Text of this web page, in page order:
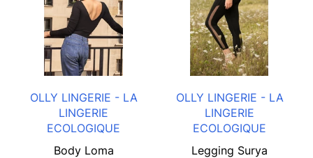
OLLY LINGERIE - LA
LINGERIE
ECOLOGIQUE
Body Loma
OLLY LINGERIE - LA
LINGERIE
ECOLOGIQUE
Legging Surya